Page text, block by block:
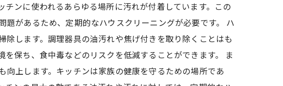
ンに使われるあらゆる場所に汚れが付着しています。この
があるため、定期的なハウスクリーニングが必要です。 ハ
します。調理器具の油汚れや焦げ付きを取り除くことはも
保ち、食中毒などのリスクを低減することができます。 ま
上します。キッチンは家族の健康を守るための場所であ